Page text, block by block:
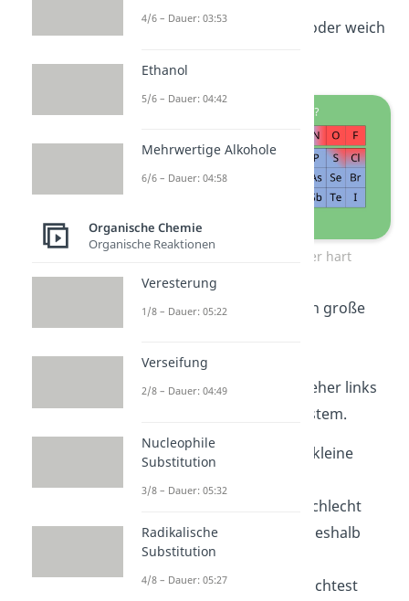
Ein Nukleophil kann hart oder weich
Nukleophil – weich oder hart
WeicheNukleophile haben große
Ladungsdichte, sind gut
polarisierbar und stehen eher links
und unten im Periodensystem.
HarteNukleophile haben kleine
Ladungsdichte und sind schlecht
polarisierbar. Sie stehen deshalb
eher rechts und oben im
Periodensystem. Du betrachtest
4/6 – Dauer: 03:53
Ethanol
5/6 – Dauer: 04:42
Mehrwertige Alkohole
6/6 – Dauer: 04:58
Organische Chemie
Organische Reaktionen
Veresterung
1/8 – Dauer: 05:22
Verseifung
2/8 – Dauer: 04:49
Nucleophile
Substitution
3/8 – Dauer: 05:32
Radikalische
Substitution
4/8 – Dauer: 05:27